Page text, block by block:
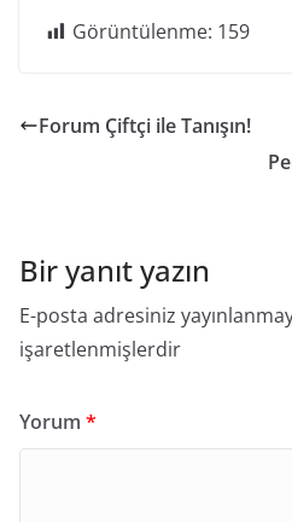
Görüntülenme: 159
Forum Çiftçi ile Tanışın!
Bir yanıt yazın
E-posta adresiniz
işaretlenmişlerdir
Yorum *